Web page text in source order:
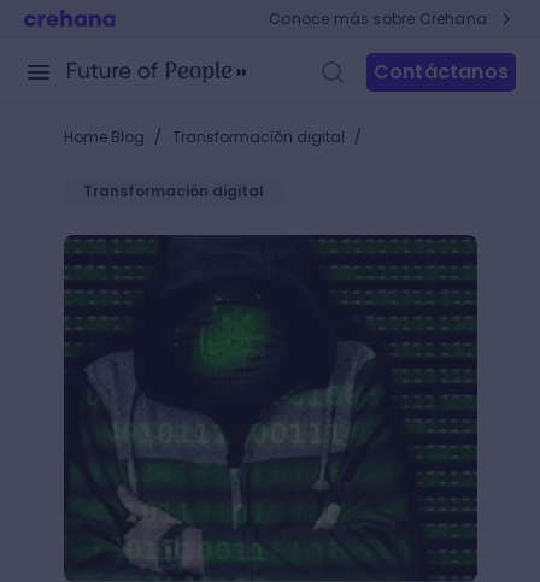
Conoce más sobre Crehana
Contáctanos
Home Blog / Transformación digital /
Transformación digital
Deep Web vs Dark Web: ¿Cuáles son sus